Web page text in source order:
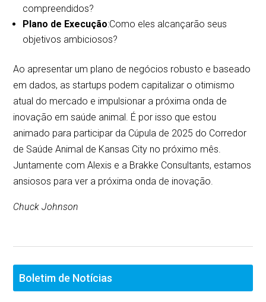
compreendidos?
Plano de Execução:Como eles alcançarão seus
objetivos ambiciosos?
Ao apresentar um plano de negócios robusto e baseado
em dados, as startups podem capitalizar o otimismo
atual do mercado e impulsionar a próxima onda de
inovação em saúde animal. É por isso que estou
animado para participar da Cúpula de 2025 do Corredor
de Saúde Animal de Kansas City no próximo mês.
Juntamente com Alexis e a Brakke Consultants, estamos
ansiosos para ver a próxima onda de inovação.
Chuck Johnson
Boletim de Notícias